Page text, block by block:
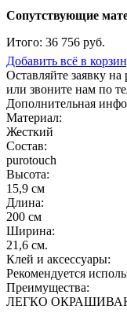
Сопутствующие
Итого: 36 756 руб.
Добавить всё в
Оставляйте заявку на
или звоните нам по
Дополнительная
Материал:
Жесткий
Состав:
purotouch
Высота:
15,9 см
Длина:
200 см
Ширина:
21,6 см.
Клей и аксессуары:
Рекомендуется
Преимущества:
ЛЕГКО